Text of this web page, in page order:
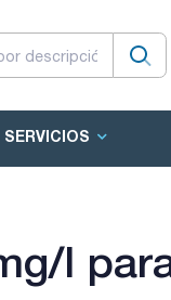
SERVICIOS
l